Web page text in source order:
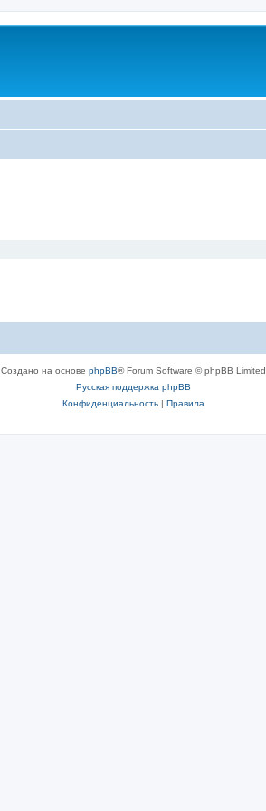
Создано на основе phpBB® Forum Software © phpBB Limited
Русская поддержка phpBB
Конфиденциальность| Правила